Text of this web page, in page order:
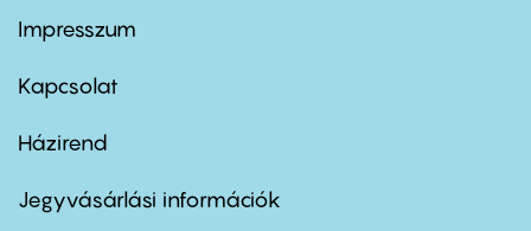
Footer
first
Impresszum
Kapcsolat
Footer
second
Házirend
Jegyvásárlási információk